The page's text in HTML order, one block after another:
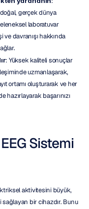
gerçek dünya
laboratuvar
davranışı hakkında
: Yüksek kaliteli sonuçlar
uzmanlaşarak,
ortamı oluşturarak ve her
hazırlayarak başarınızı
Sistemi
aktivitesini büyük,
bir cihazdır. Bunu